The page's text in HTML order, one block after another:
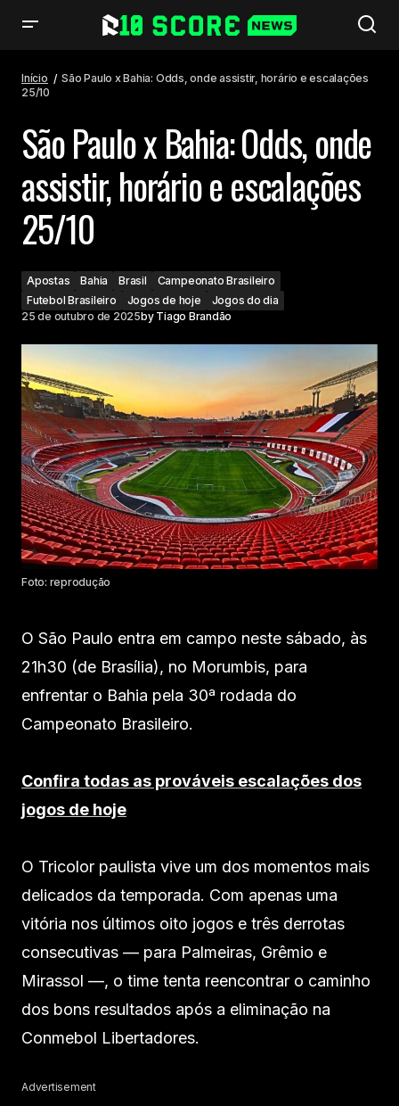
Início
São Paulo x Bahia: Odds, onde assistir, horário e escalações
25/10
São Paulo x Bahia: Odds, onde
assistir, horário e escalações
25/10
Apostas Bahia Brasil
Campeonato Brasileiro
Futebol Brasileiro
Jogos de hoje
Jogos do dia
25 de outubro de 2025by Tiago Brandão
Foto: reprodução
O São Paulo entra em campo neste sábado, às
21h30 (de Brasília), no Morumbis, para
enfrentar o Bahia pela 30ª rodada do
Campeonato Brasileiro.
Confira todas as prováveis escalações dos
jogos de hoje
O Tricolor paulista vive um dos momentos mais
delicados da temporada. Com apenas uma
vitória nos últimos oito jogos e três derrotas
consecutivas — para Palmeiras, Grêmio e
Mirassol —, o time tenta reencontrar o caminho
dos bons resultados após a eliminação na
Conmebol Libertadores.
Advertisement